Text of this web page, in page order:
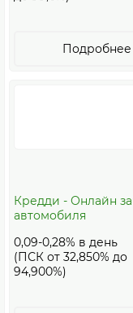
Подробнее
Кредди - Онлайн
автомобиля
0,09-0,28% в день
(ПСК от 32,850% до
94,900%)